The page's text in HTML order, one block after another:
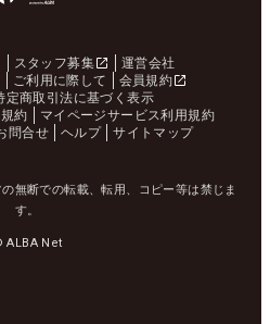
スタッフ募集
運営会社
ご利用に際して
会員規約
定商取引法に基づく表示
約
マイページサービス利用規約
問合せ ヘルプ サイトマップ
無断での転載、転用、コピー等は禁じま
す。
ALBA Net